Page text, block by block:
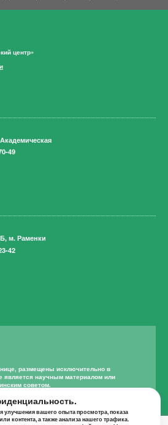
центр»
49
м. Раменки
42
размещены исключительно в
является научным материалом или
советом.
лекарственных средств может
специалистом с учетом
истории болезни.вашего опыта просмотра, показа
контента, а также анализа нашего трафика.